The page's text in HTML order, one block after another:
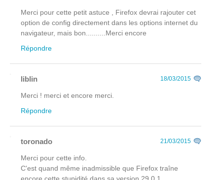
Merci pour cette petit astuce , Firefox devrai rajouter cet
option de config directement dans les options internet du
navigateur, mais bon..........Merci encore
Répondre
liblin 18/03/2015
Merci ! merci et encore merci.
Répondre
toronado 21/03/2015
Merci pour cette info.
C'est quand même inadmissible que Firefox traîne